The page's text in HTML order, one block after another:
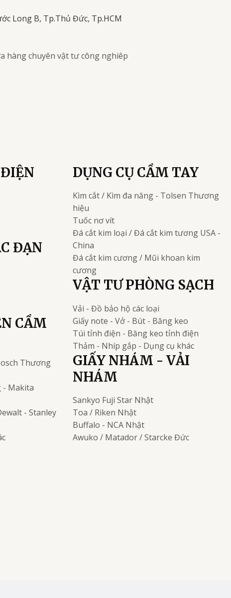
Long B, Tp.Thủ Đức, Tp.HCM
ĐIỆN
ĐẠN
CẦM
Thương
- Makita
- Stanley
DỤNG CỤ CẦM TAY
Kìm cắt / Kìm đa năng - Tolsen Thương
hiệu
Tuốc nơ vít
Đá cắt kim loại / Đá cắt kim tương USA -
China
Đá cắt kim cương / Mũi khoan kim
cương
VẬT TƯ PHÒNG SẠCH
Vải - Đồ bảo hộ các loại
Giấy note - Vở - Bút - Băng keo
Túi tỉnh điện - Băng keo tỉnh điện
Thảm - Nhíp gắp - Dụng cụ khác
GIẤY NHÁM - VẢI
NHÁM
Sankyo Fuji Star Nhật
Toa / Riken Nhật
Buffalo - NCA Nhật
Awuko / Matador / Starcke Đức